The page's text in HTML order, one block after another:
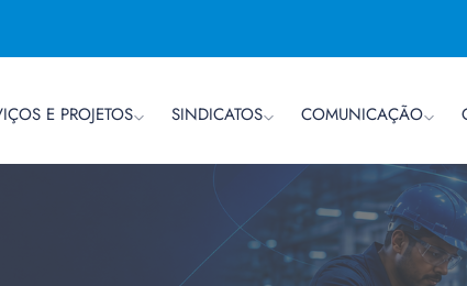
E PROJETOS SINDICATOS COMUNICAÇÃO